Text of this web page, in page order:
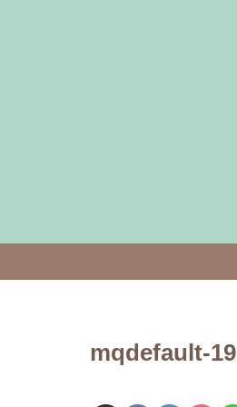
mqdefault-19